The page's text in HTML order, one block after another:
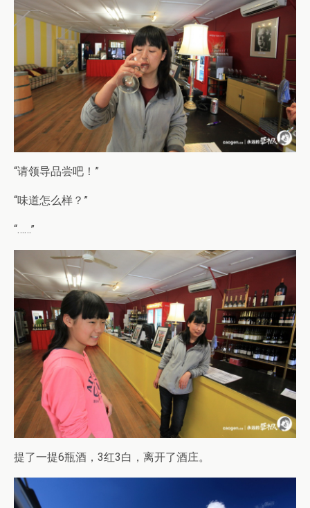
“请领导品尝吧！”
“味道怎么样？”
“……”
提了一提6瓶酒，3红3白，离开了酒庄。